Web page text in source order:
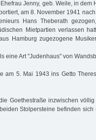
Jenny, geb. Weile, in dem
am 8. November 1941
Hans Theberath
Mietpartien verlassen
Hamburg zugezogene
eine Art "Judenhaus" von
am 5. Mai 1943 ins Getto
Goethestraße inzwischen
Stolpersteine befinden